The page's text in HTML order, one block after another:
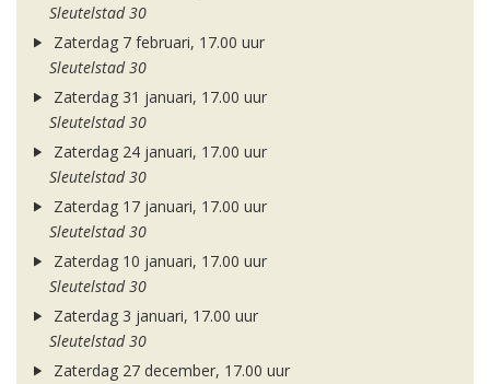
Sleutelstad 30
Zaterdag 7 februari, 17.00 uur
Sleutelstad 30
Zaterdag 31 januari, 17.00 uur
Sleutelstad 30
Zaterdag 24 januari, 17.00 uur
Sleutelstad 30
Zaterdag 17 januari, 17.00 uur
Sleutelstad 30
Zaterdag 10 januari, 17.00 uur
Sleutelstad 30
Zaterdag 3 januari, 17.00 uur
Sleutelstad 30
Zaterdag 27 december, 17.00 uur